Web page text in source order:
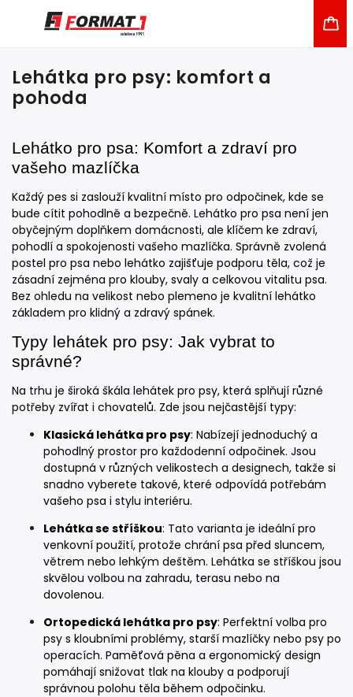
Lehátka pro psy: komfort a
pohoda
Lehátko pro psa: Komfort a zdraví pro
vašeho mazlíčka
Každý pes si zaslouží kvalitní místo pro odpočinek, kde se
bude cítit pohodlně a bezpečně. Lehátko pro psa není jen
obyčejným doplňkem domácnosti, ale klíčem ke zdraví,
pohodlí a spokojenosti vašeho mazlíčka. Správně zvolená
postel pro psa nebo lehátko zajišťuje podporu těla, což je
zásadní zejména pro klouby, svaly a celkovou vitalitu psa.
Bez ohledu na velikost nebo plemeno je kvalitní lehátko
základem pro klidný a zdravý spánek.
Typy lehátek pro psy: Jak vybrat to
správné?
Na trhu je široká škála lehátek pro psy, která splňují různé
potřeby zvířat i chovatelů. Zde jsou nejčastější typy:
Klasická lehátka pro psy: Nabízejí jednoduchý a
pohodlný prostor pro každodenní odpočinek. Jsou
dostupná v různých velikostech a designech, takže si
snadno vyberete takové, které odpovídá potřebám
vašeho psa i stylu interiéru.
Lehátka se stříškou: Tato varianta je ideální pro
venkovní použití, protože chrání psa před sluncem,
větrem nebo lehkým deštěm. Lehátka se stříškou jsou
skvělou volbou na zahradu, terasu nebo na
dovolenou.
Ortopedická lehátka pro psy: Perfektní volba pro
psy s kloubními problémy, starší mazlíčky nebo psy po
operacích. Paměťová pěna a ergonomický design
pomáhají snižovat tlak na klouby a podporují
správnou polohu těla během odpočinku.